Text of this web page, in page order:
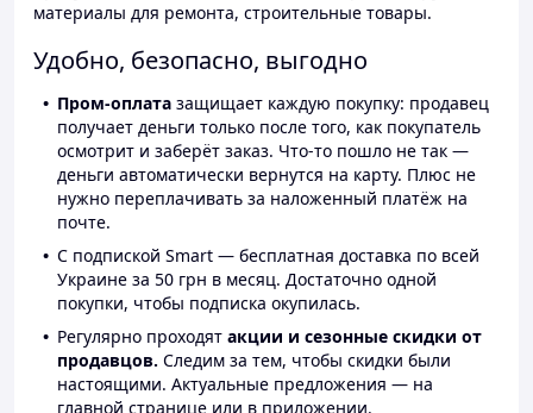
материалы для ремонта, строительные товары.
Удобно, безопасно, выгодно
Пром-оплата защищает каждую покупку: продавец
получает деньги только после того, как покупатель
осмотрит и заберёт заказ. Что-то пошло не так —
деньги автоматически вернутся на карту. Плюс не
нужно переплачивать за наложенный платёж на
почте.
С подпиской Smart — бесплатная доставка по всей
Украине за 50 грн в месяц. Достаточно одной
покупки, чтобы подписка окупилась.
Регулярно проходят акции и сезонные скидки от
продавцов. Следим за тем, чтобы скидки были
настоящими. Актуальные предложения — на
главной странице или в приложении.